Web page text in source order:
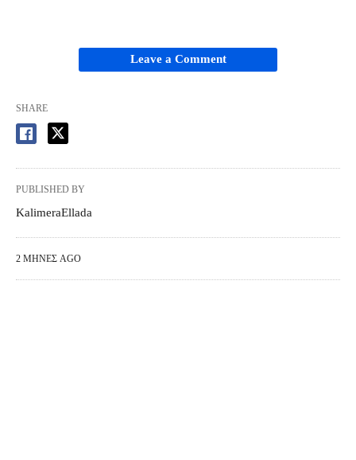
Leave a Comment
SHARE
PUBLISHED BY
KalimeraEllada
2 ΜΉΝΕΣ AGO